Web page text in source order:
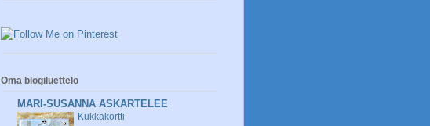
Oma blogiluettelo
MARI-SUSANNA ASKARTELEE
Kukkakortti